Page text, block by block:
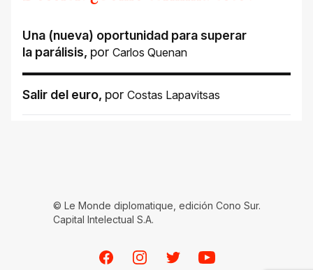
Una (nueva) oportunidad para superar
la parálisis, por Carlos Quenan
Salir del euro, por Costas Lapavitsas
© Le Monde diplomatique, edición Cono Sur.
Capital Intelectual S.A.
FacebookInstagramTwitterYoutube